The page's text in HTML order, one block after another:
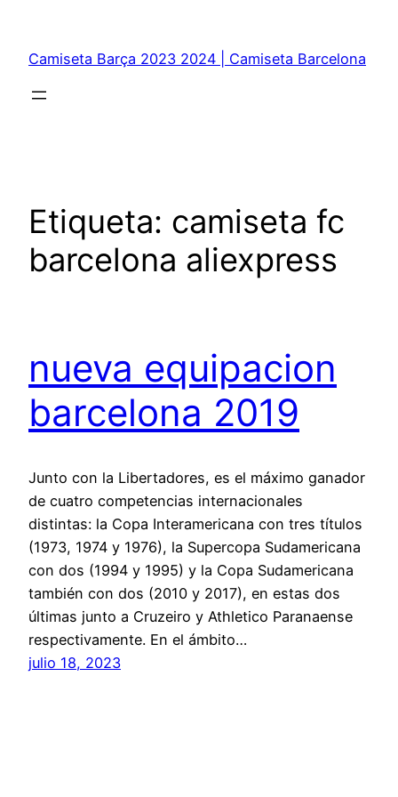
contenido
Camiseta Barça 2023 2024 | Camiseta Barcelona
Etiqueta: camiseta fc
barcelona aliexpress
nueva equipacion
barcelona 2019
Junto con la Libertadores, es el máximo ganador
de cuatro competencias internacionales
distintas: la Copa Interamericana con tres títulos
(1973, 1974 y 1976), la Supercopa Sudamericana
con dos (1994 y 1995) y la Copa Sudamericana
también con dos (2010 y 2017), en estas dos
últimas junto a Cruzeiro y Athletico Paranaense
respectivamente. En el ámbito…
julio 18, 2023